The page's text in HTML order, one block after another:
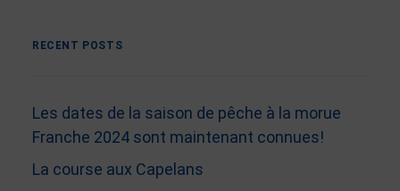
RECENT POSTS
Les dates de la saison de pêche à la morue
Franche 2024 sont maintenant connues!
La course aux Capelans